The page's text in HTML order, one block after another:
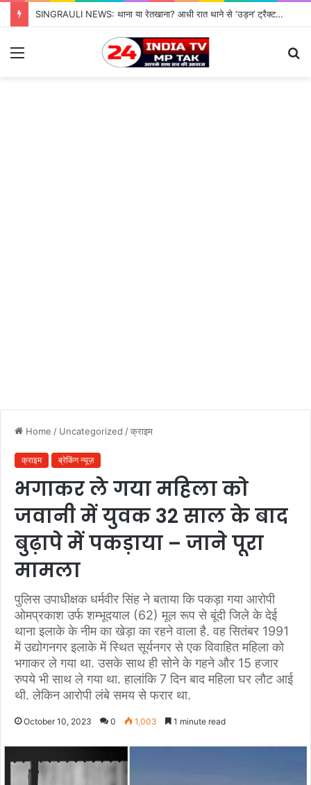
SINGRAULI NEWS: थाना या रेतखाना? आधी रात थाने से ‘उड़न’ ट्रैक्टर, जियावन पुलिस के पहरे में माफिया पास रेत माफिया के आगे नतमस्तक सिस्टम, सुशासन की पोल खोलती जियावन थाने की सनसनीखेज कहानी
Menu
Home / Uncategorized /क्राइम
क्राइम ब्रेकिंग न्यूज़
भगाकर ले गया महिला को
जवानी में युवक 32 साल के बाद
बुढ़ापे में पकड़ाया – जाने पूरा
मामला
पुलिस उपाधीक्षक धर्मवीर सिंह ने बताया कि पकड़ा गया आरोपी
ओमप्रकाश उर्फ शम्भूदयाल (62) मूल रूप से बूंदी जिले के देई
थाना इलाके के नीम का खेड़ा का रहने वाला है. वह सितंबर 1991
में उद्योगनगर इलाके में स्थित सूर्यनगर से एक विवाहित महिला को
भगाकर ले गया था. उसके साथ ही सोने के गहने और 15 हजार
रुपये भी साथ ले गया था. हालांकि 7 दिन बाद महिला घर लौट आई
थी. लेकिन आरोपी लंबे समय से फरार था.
October 10, 2023 0 1,003 1 minute read